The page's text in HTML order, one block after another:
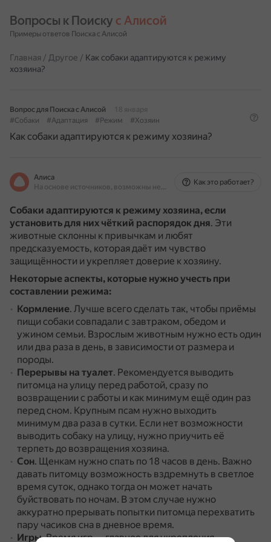
Вопросы к Поиску с Алисой
Примеры ответов Поиска с Алисой
Главная / Другое / Как собаки адаптируются к режиму
хозяина?
Вопрос для Поиска с Алисой
18 января
#Собаки
#Адаптация #Режим #Хозяин
Как собаки адаптируются к режиму хозяина?
Алиса
На основе источников, возможны неточности
Как это работает?
Собаки адаптируются к режиму хозяина, если
установить для них чёткий распорядок дня. Эти
животные склонны к привычкам и любят
предсказуемость, которая даёт им чувство
защищённости и укрепляет доверие к хозяину.
Некоторые аспекты, которые нужно учесть при
составлении режима:
Кормление. Лучше всего сделать так, чтобы приёмы
пищи собаки совпадали с завтраком, обедом и
ужином семьи. Взрослым животным нужно есть один
или два раза в день, в зависимости от размера и
породы.
Перерывы на туалет. Рекомендуется выводить
питомца на улицу перед работой, сразу по
возвращении с работы и как минимум ещё один раз
перед сном. Крупным псам нужно выходить
минимум два раза в сутки. Если нет возможности
выводить собаку на улицу, нужно приучить её
терпеть до возвращения хозяина.
Сон. Щенкам нужно спать по 18 часов в день. Важно
давать питомцу возможность вздремнуть в светлое
время суток, однако тогда он может начать
буйствовать по ночам. В этом случае нужно
аккуратно прерывать попытки питомца перехватить
пару часиков сна в дневное время.
Игры.Время игр — главное для укрепления